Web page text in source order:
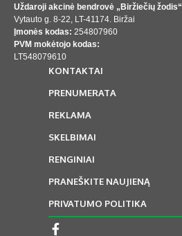
Uždaroji akcinė bendrovė „Biržiečių žodis“
Vytauto g. 8-22, LT-41174. Biržai
Įmonės kodas: 254807960
PVM mokėtojo kodas:
LT548079610
KONTAKTAI
PRENUMERATA
REKLAMA
SKELBIMAI
RENGINIAI
PRANEŠKITE NAUJIENĄ
PRIVATUMO POLITIKA